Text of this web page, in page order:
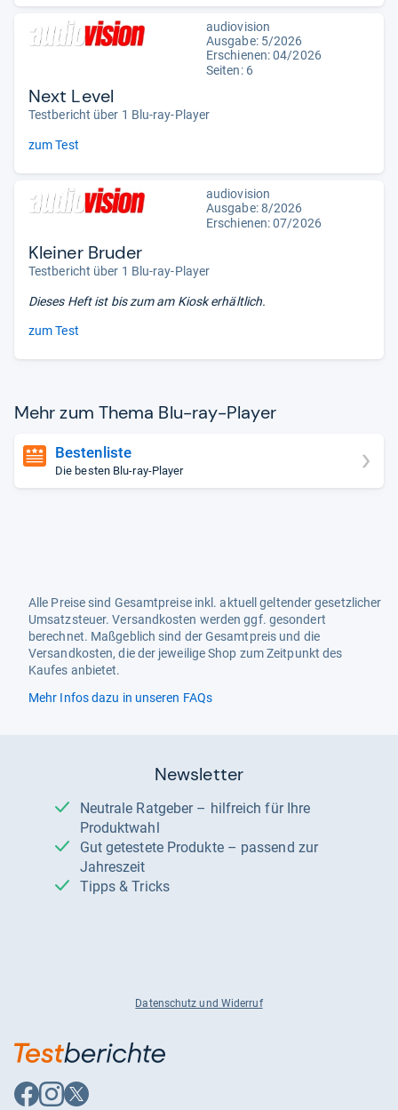
audiovision
Ausgabe: 5/2026
Erschienen:04/2026
Seiten: 6
Next Level
Testbericht über 1 Blu-ray-Player
zum Test
audiovision
Ausgabe: 8/2026
Erschienen:07/2026
Kleiner Bruder
Testbericht über 1 Blu-ray-Player
Dieses Heft ist bis zumam Kiosk erhältlich.
zum Test
Mehr zum Thema Blu-​ray-​Player
Bestenliste
Die besten Blu-ray-Player
Alle Preise sind Gesamtpreise inkl. aktuell geltender gesetzlicher
Umsatzsteuer. Versandkosten werden ggf. gesondert
berechnet. Maßgeblich sind der Gesamtpreis und die
Versandkosten, die der jeweilige Shop zum Zeitpunkt des
Kaufes anbietet.
Mehr Infos dazu in unseren FAQs
Newsletter
Neutrale Ratgeber – hilfreich für Ihre
Produktwahl
Gut getestete Produkte – passend zur
Jahreszeit
Tipps & Tricks
Datenschutz und Widerruf
Auf
Facebook
Auf
Instagram
Auf
X